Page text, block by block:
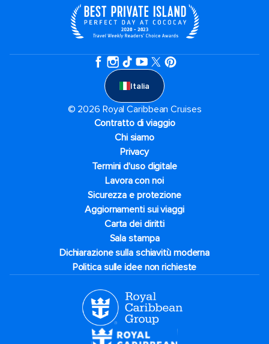
Italia
© 2026 Royal Caribbean Cruises
Contratto di viaggio
Chi siamo
Privacy
Termini d'uso digitale
Lavora con noi
Sicurezza e protezione
Aggiornamenti sui viaggi
Carta dei diritti
Sala stampa
Dichiarazione sulla schiavitù moderna
Politica sulle idee non richieste